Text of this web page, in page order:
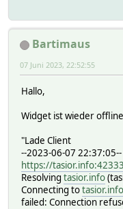
Bartimaus
07 Juni 2023, 22:52:55
Hallo,
Widget ist wieder
"Lade Client
--2023-06-07 22:37:05--
https://
Resolving tasior.info
Connecting totasior.info
failed: Connection